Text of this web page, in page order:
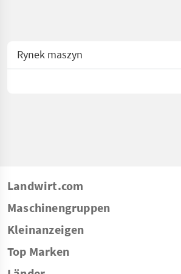
Rynek maszyn
Landwirt.com
Maschinengruppen
Kleinanzeigen
Top Marken